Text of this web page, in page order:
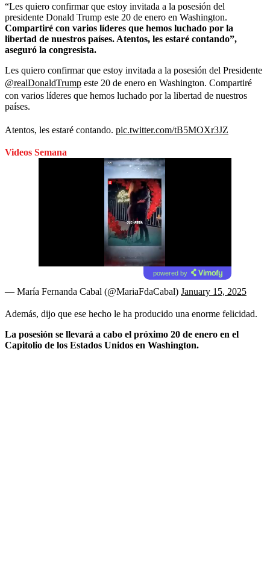
“Les quiero confirmar que estoy invitada a la posesión del
presidente Donald Trump este 20 de enero en Washington.
Compartiré con varios líderes que hemos luchado por la
libertad de nuestros países. Atentos, les estaré contando”,
aseguró la congresista.
Les quiero confirmar que estoy invitada a la posesión del Presidente
@realDonaldTrump este 20 de enero en Washington. Compartiré
con varios líderes que hemos luchado por la libertad de nuestros
países.
Atentos, les estaré contando. pic.twitter.com/tB5MOXr3JZ
Videos Semana
powered by
— María Fernanda Cabal (@MariaFdaCabal) January 15, 2025
Además, dijo que ese hecho le ha producido una enorme felicidad.
La posesión se llevará a cabo el próximo 20 de enero en el
Capitolio de los Estados Unidos en Washington.